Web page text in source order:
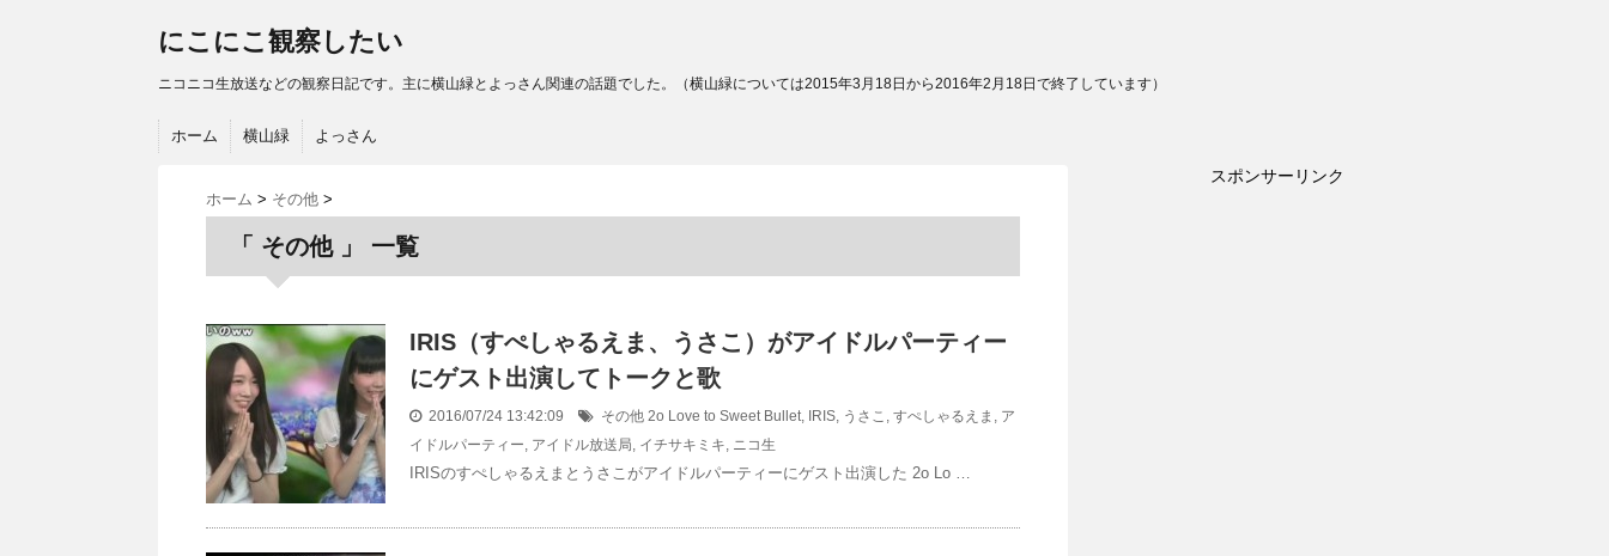
にこにこ観察したい
ニコニコ生放送などの観察日記です。主に横山緑とよっさん関連の話題でした。（横山緑については2015年3月18日から2016年2月18日で終了しています）
ホーム 横山緑 よっさん
ホーム > その他 >
「 その他 」 一覧
IRIS（すぺしゃるえま、うさこ）がアイドルパーティー
にゲスト出演してトークと歌
2016/07/24 13:42:09 その他 2o Love to Sweet Bullet, IRIS, うさこ , すぺしゃるえま , ア
イドルパーティー, アイドル放送局, イチサキミキ, ニコ生
IRISのすぺしゃるえまとうさこがアイドルパーティーにゲスト出演した 2o Lo …
スポンサーリンク